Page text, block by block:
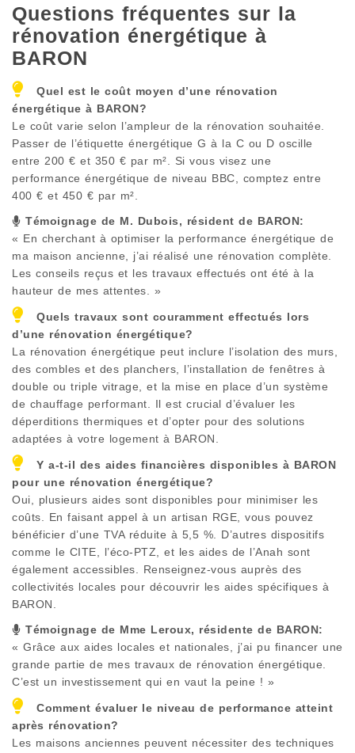
Questions fréquentes sur la
rénovation énergétique à
BARON
Quel est le coût moyen d’une rénovation
énergétique à BARON?
Le coût varie selon l’ampleur de la rénovation souhaitée.
Passer de l’étiquette énergétique G à la C ou D oscille
entre 200 € et 350 € par m². Si vous visez une
performance énergétique de niveau BBC, comptez entre
400 € et 450 € par m².
Témoignage de M. Dubois, résident de BARON:
« En cherchant à optimiser la performance énergétique de
ma maison ancienne, j’ai réalisé une rénovation complète.
Les conseils reçus et les travaux effectués ont été à la
hauteur de mes attentes. »
Quels travaux sont couramment effectués lors
d’une rénovation énergétique?
La rénovation énergétique peut inclure l’isolation des murs,
des combles et des planchers, l’installation de fenêtres à
double ou triple vitrage, et la mise en place d’un système
de chauffage performant. Il est crucial d’évaluer les
déperditions thermiques et d’opter pour des solutions
adaptées à votre logement à BARON
Y a-t-il des aides financières disponibles à BARON
pour une rénovation énergétique?
Oui, plusieurs aides sont disponibles pour minimiser les
coûts. En faisant appel à un artisan RGE, vous pouvez
bénéficier d’une TVA réduite à 5,5 %. D’autres dispositifs
comme le CITE, l’éco-PTZ, et les aides de l’Anah sont
également accessibles. Renseignez-vous auprès des
collectivités locales pour découvrir les aides spécifiques à
BARON
Témoignage de Mme Leroux, résidente de BARON:
« Grâce aux aides locales et nationales, j’ai pu financer une
grande partie de mes travaux de rénovation énergétique.
C’est un investissement qui en vaut la peine ! »
Comment évaluer le niveau de performance atteint
après rénovation?
Les maisons anciennes peuvent nécessiter des techniques